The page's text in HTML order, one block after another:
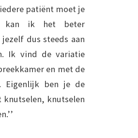
patiënt moet je
kan ik het beter
dus steeds aan
Ik vind de variatie
en met de
Eigenlijk ben je de
knutselen, knutselen